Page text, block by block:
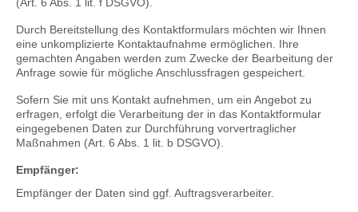
(Art. 6 Abs. 1 lit. f DSGVO).
Durch Bereitstellung des Kontaktformulars möchten wir Ihnen
eine unkomplizierte Kontaktaufnahme ermöglichen. Ihre
gemachten Angaben werden zum Zwecke der Bearbeitung der
Anfrage sowie für mögliche Anschlussfragen gespeichert.
Sofern Sie mit uns Kontakt aufnehmen, um ein Angebot zu
erfragen, erfolgt die Verarbeitung der in das Kontaktformular
eingegebenen Daten zur Durchführung vorvertraglicher
Maßnahmen (Art. 6 Abs. 1 lit. b DSGVO).
Empfänger:
Empfänger der Daten sind ggf. Auftragsverarbeiter.